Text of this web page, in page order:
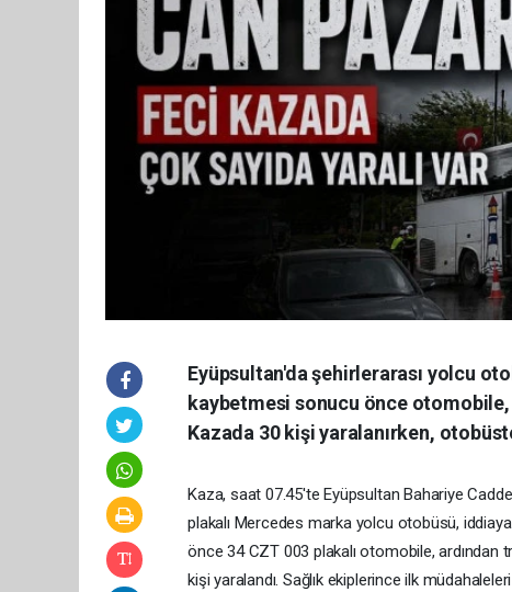
Eyüpsultan'da şehirlerarası yolcu
kaybetmesi sonucu önce
Kazada 30 kişi yaralanırken,
Kaza, saat 07.45'te Eyüpsultan Bahariye
plakalı Mercedes marka yolcu otobüsü,
önce 34 CZT 003 plakalı otomobile, ardından
kişi yaralandı. Sağlık ekiplerince ilk